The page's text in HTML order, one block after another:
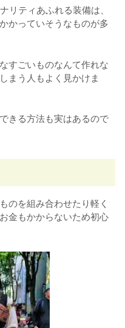
リティあふれる装備は、
かっていそうなものが多
すごいものなんて作れな
まう人もよく見かけま
きる方法も実はあるので
のを組み合わせたり軽く
金もかからないため初心